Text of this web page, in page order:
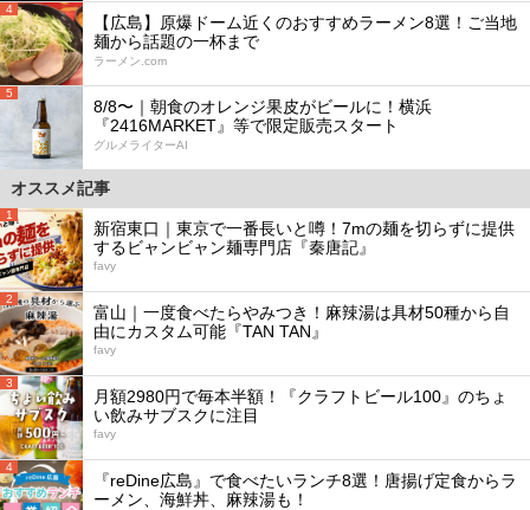
4
【広島】原爆ドーム近くのおすすめラーメン8選！ご当地
麺から話題の一杯まで
ラーメン.com
5
8/8〜｜朝食のオレンジ果皮がビールに！横浜
『2416MARKET』等で限定販売スタート
グルメライターAI
オススメ記事
1
新宿東口｜東京で一番長いと噂！7mの麺を切らずに提供
するビャンビャン麺専門店『秦唐記』
favy
2
富山｜一度食べたらやみつき！麻辣湯は具材50種から自
由にカスタム可能『TAN TAN』
favy
3
月額2980円で毎本半額！『クラフトビール100』のちょ
い飲みサブスクに注目
favy
4
『reDine広島』で食べたいランチ8選！唐揚げ定食からラ
ーメン、海鮮丼、麻辣湯も！